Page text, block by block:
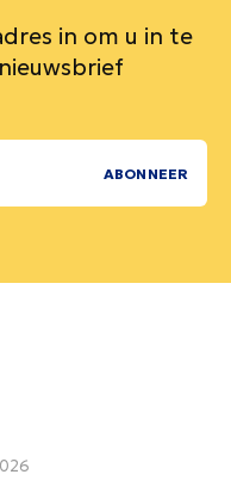
in om u in te
ABONNEER